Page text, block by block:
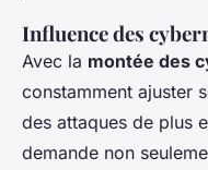
Influence des
Avec la montée des
constamment ajuster
des attaques de plus
demande non